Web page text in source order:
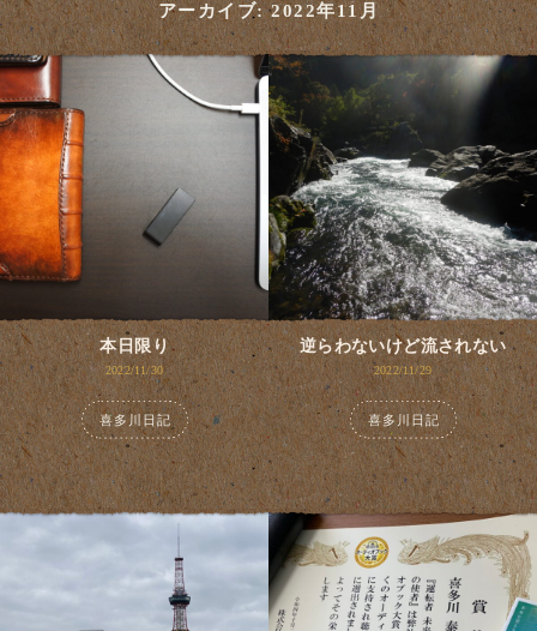
アーカイブ: 2022年11月
本日限り
2022/11/30
喜多川日記
逆らわないけど流されない
2022/11/29
喜多川日記